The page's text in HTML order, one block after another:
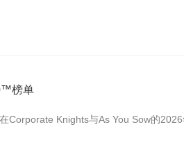
榜单
Corporate Knights与As You Sow的